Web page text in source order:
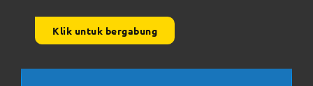
Klik untuk bergabung